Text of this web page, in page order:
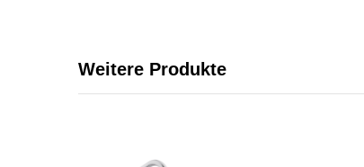
Weitere Produkte